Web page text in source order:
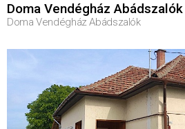
Doma Vendégház Abádszalók
Doma Vendégház Abádszalók